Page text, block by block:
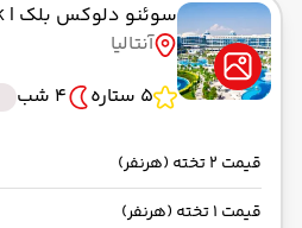
سوئنو دلوکس بلک | SUENO DELUXE BELEK
آنتالیا
5 ستاره
4 شب
قیمت 2 تخته (هرنفر)
قیمت 1 تخته (هرنفر)